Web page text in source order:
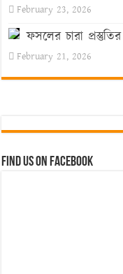
February 23, 2026
ফসলের চারা
February 21, 2026
Find us on Facebook